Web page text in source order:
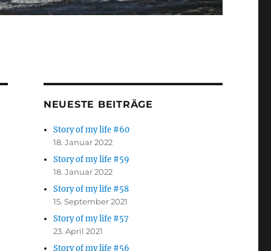
NEUESTE BEITRÄGE
Story of my life #60
18. Januar 2022
Story of my life #59
18. Januar 2022
Story of my life #58
15. September 2021
Story of my life #57
23. April 2021
Story of my life #56